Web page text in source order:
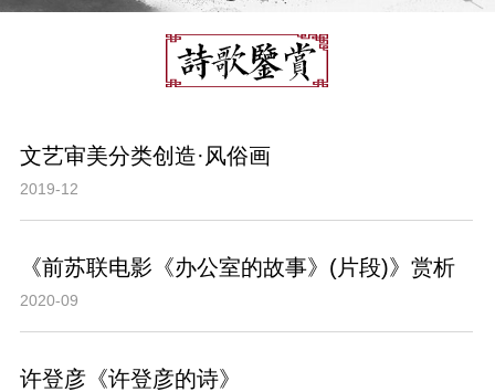
文艺审美分类创造·风俗画
2019-12
《前苏联电影《办公室的故事》(片段)》赏析
2020-09
许登彦《许登彦的诗》